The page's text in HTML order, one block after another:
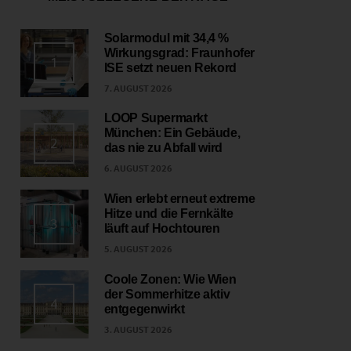
1
Solarmodul mit 34,4 %
Wirkungsgrad: Fraunhofer
ISE setzt neuen Rekord
7. AUGUST 2026
2
LOOP Supermarkt
München: Ein Gebäude,
das nie zu Abfall wird
6. AUGUST 2026
3
Wien erlebt erneut extreme
Hitze und die Fernkälte
läuft auf Hochtouren
5. AUGUST 2026
4
Coole Zonen: Wie Wien
der Sommerhitze aktiv
entgegenwirkt
3. AUGUST 2026